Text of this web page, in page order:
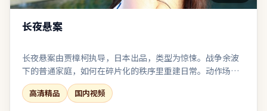
长夜悬案
长夜悬案由贾樟柯执导，日本出品，类型为惊悚。战争余波
下的普通家庭，如何在碎片化的秩序里重建日常。动作场面
服务于人物关系，而非为炫技而打断叙事呼吸。表演、摄
影、剪辑三者咬合紧密，是近期同类型中较扎实的一部。
高清精品
国内视频